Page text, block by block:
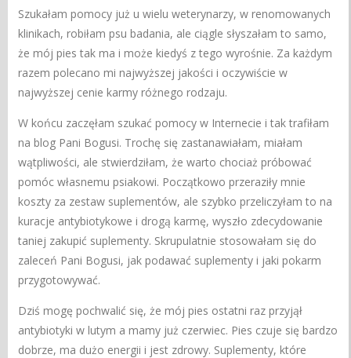
Szukałam pomocy już u wielu weterynarzy, w renomowanych
klinikach, robiłam psu badania, ale ciągle słyszałam to samo,
że mój pies tak ma i może kiedyś z tego wyrośnie. Za każdym
razem polecano mi najwyższej jakości i oczywiście w
najwyższej cenie karmy różnego rodzaju.
W końcu zaczęłam szukać pomocy w Internecie i tak trafiłam
na blog Pani Bogusi. Trochę się zastanawiałam, miałam
wątpliwości, ale stwierdziłam, że warto chociaż próbować
pomóc własnemu psiakowi. Początkowo przeraziły mnie
koszty za zestaw suplementów, ale szybko przeliczyłam to na
kuracje antybiotykowe i drogą karmę, wyszło zdecydowanie
taniej zakupić suplementy. Skrupulatnie stosowałam się do
zaleceń Pani Bogusi, jak podawać suplementy i jaki pokarm
przygotowywać.
Dziś mogę pochwalić się, że mój pies ostatni raz przyjął
antybiotyki w lutym a mamy już czerwiec. Pies czuje się bardzo
dobrze, ma dużo energii i jest zdrowy. Suplementy, które